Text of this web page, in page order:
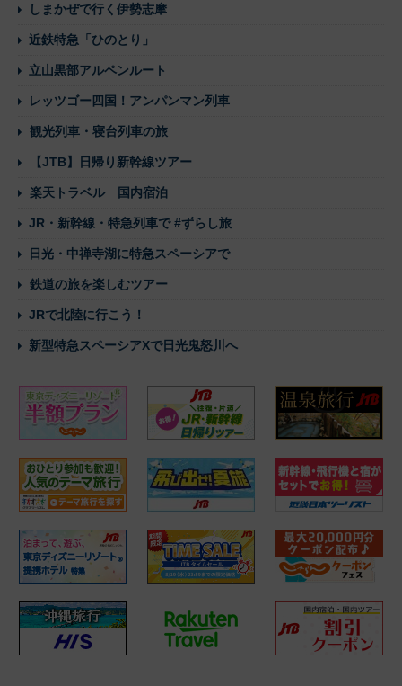
しまかぜで行く伊勢志摩
近鉄特急「ひのとり」
立山黒部アルペンルート
レッツゴー四国！アンパンマン列車
観光列車・寝台列車の旅
【JTB】日帰り新幹線ツアー
楽天トラベル 国内宿泊
JR・新幹線・特急列車で #ずらし旅
日光・中禅寺湖に特急スペーシアで
鉄道の旅を楽しむツアー
JRで北陸に行こう！
新型特急スペーシアXで日光鬼怒川へ